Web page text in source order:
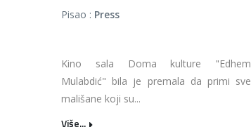
Pisao : Press
Kino sala Doma kulture "Edhem
Mulabdić" bila je premala da primi sve
mališane koji su...
Više...